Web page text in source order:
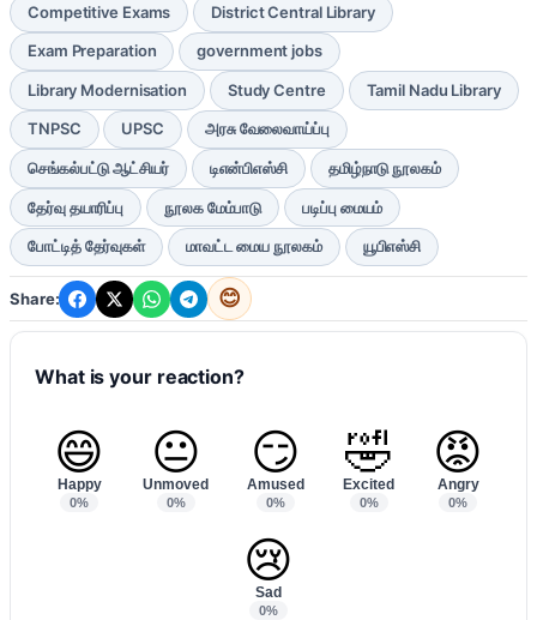
Competitive Exams District Central Library
Exam Preparation government jobs
Library Modernisation Study Centre Tamil Nadu Library
TNPSC UPSC அரசு வேலைவாய்ப்பு
செங்கல்பட்டு ஆட்சியர் டிஎன்பிஎஸ்சி தமிழ்நாடு நூலகம்
தேர்வு தயாரிப்பு நூலக மேம்பாடு படிப்பு மையம்
போட்டித் தேர்வுகள் மாவட்ட மைய நூலகம் யூபிஎஸ்சி
Share: 😊
What is your reaction?
😄
Happy
0%
😐
Unmoved
0%
😏
Amused
0%
🤣
Excited
0%
😡
Angry
0%
😢
Sad
0%